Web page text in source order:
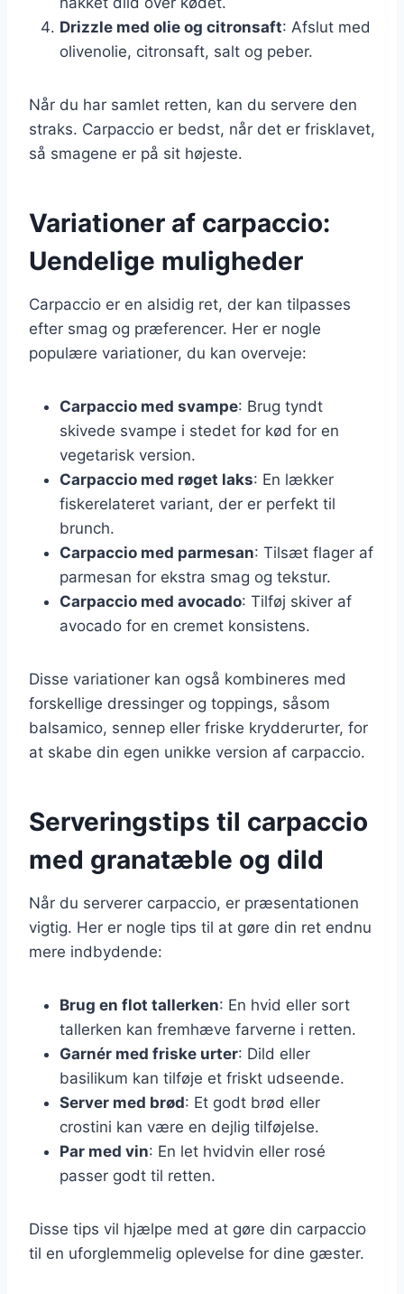
Drizzle med olie og citronsaft: Afslut med
olivenolie, citronsaft, salt og peber.
Når du har samlet retten, kan du servere den
straks. Carpaccio er bedst, når det er frisklavet,
så smagene er på sit højeste.
Variationer af carpaccio:
Uendelige muligheder
Carpaccio er en alsidig ret, der kan tilpasses
efter smag og præferencer. Her er nogle
populære variationer, du kan overveje:
Carpaccio med svampe: Brug tyndt
skivede svampe i stedet for kød for en
vegetarisk version.
Carpaccio med røget laks: En lækker
fiskerelateret variant, der er perfekt til
brunch.
Carpaccio med parmesan: Tilsæt flager af
parmesan for ekstra smag og tekstur.
Carpaccio med avocado: Tilføj skiver af
avocado for en cremet konsistens.
Disse variationer kan også kombineres med
forskellige dressinger og toppings, såsom
balsamico, sennep eller friske krydderurter, for
at skabe din egen unikke version af carpaccio.
Serveringstips til carpaccio
med granatæble og dild
Når du serverer carpaccio, er præsentationen
vigtig. Her er nogle tips til at gøre din ret endnu
mere indbydende:
Brug en flot tallerken: En hvid eller sort
tallerken kan fremhæve farverne i retten.
Garnér med friske urter: Dild eller
basilikum kan tilføje et friskt udseende.
Server med brød: Et godt brød eller
crostini kan være en dejlig tilføjelse.
Par med vin: En let hvidvin eller rosé
passer godt til retten.
Disse tips vil hjælpe med at gøre din carpaccio
til en uforglemmelig oplevelse for dine gæster.